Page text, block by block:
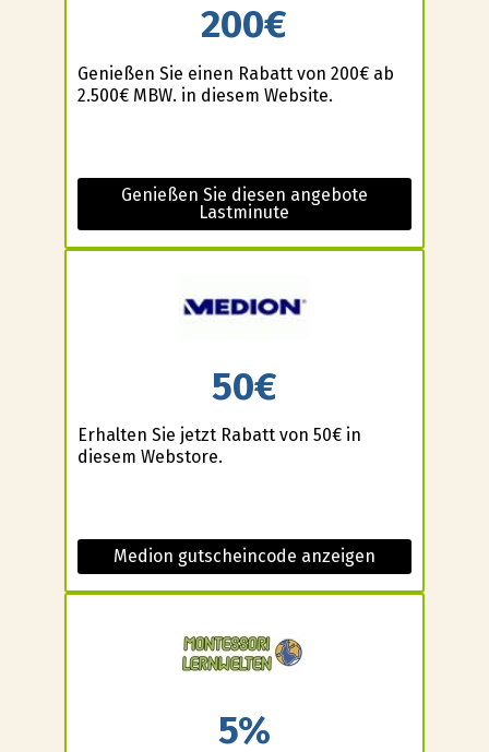
200€
Genießen Sie einen Rabatt von 200€ ab
2.500€ MBW. in diesem Website.
Genießen Sie diesen angebote
Lastminute
50€
Erhalten Sie jetzt Rabatt von 50€ in
diesem Webstore.
Medion gutscheincode anzeigen
5%